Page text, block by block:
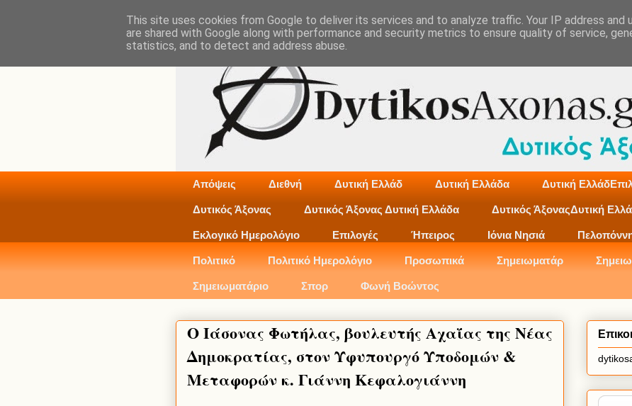
Απόψεις Διεθνή Δυτική Ελλάδ Δυτική Ελλάδα Δυτική
Δυτικός Άξονας Δυτικός Άξονας Δυτική Ελλάδα Δυτικός ΆξοναςΔυτική
Εκλογικό Ημερολόγιο Επιλογές Ήπειρος Ιόνια Νησιά
Πολιτικό Πολιτικό Ημερολόγιο Προσωπικά Σημειωματάρ
Σημειωματάριο Σπορ Φωνή Βοώντος
Ο Ιάσονας Φωτήλας, βουλευτής Αχαΐας της Νέας
Δημοκρατίας, στον Υφυπουργό Υποδομών &
Μεταφορών κ. Γιάννη Κεφαλογιάννη
This site uses cookies from Google to deliver its services and to analyze traffic. Your IP address and
are shared with Google along with performance and security metrics to ensure quality of service,
statistics, and to detect and address abuse.